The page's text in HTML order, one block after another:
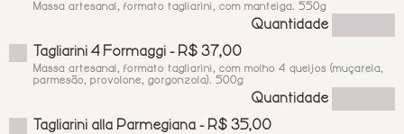
Quantidade
Massa artesanal, formato tagliarini, com manteiga. 550g
Tagliarini 4 Formaggi - R$ 37,00
Quantidade
Massa artesanal, formato tagliarini, com molho 4 queijos (muçarela,
parmesão, provolone, gorgonzola). 500g
Tagliarini alla Parmegiana - R$ 35,00